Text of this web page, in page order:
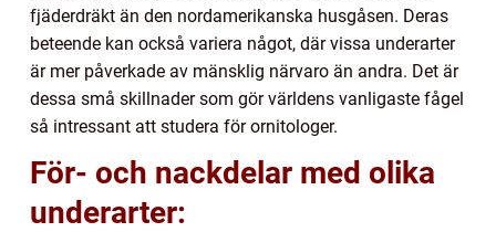
fjäderdräkt än den nordamerikanska husgåsen. Deras
beteende kan också variera något, där vissa underarter
är mer påverkade av mänsklig närvaro än andra. Det är
dessa små skillnader som gör världens vanligaste fågel
så intressant att studera för ornitologer.
För- och nackdelar med olika
underarter: